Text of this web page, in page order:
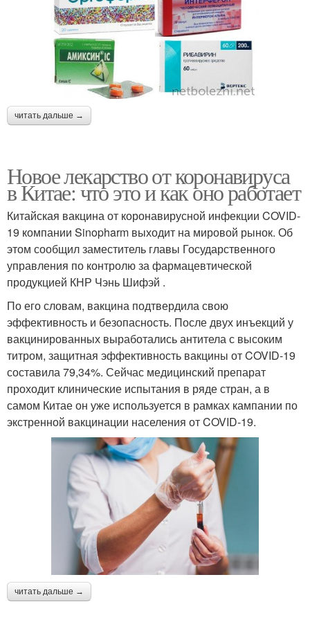
читать дальше →
Новое лекарство от коронавируса
в Китае: что это и как оно работает
Китайская вакцина от коронавирусной инфекции COVID-
19 компании Sinopharm выходит на мировой рынок. Об
этом сообщил заместитель главы Государственного
управления по контролю за фармацевтической
продукцией КНР Чэнь Шифэй .
По его словам, вакцина подтвердила свою
эффективность и безопасность. После двух инъекций у
вакцинированных выработались антитела с высоким
титром, защитная эффективность вакцины от COVID-19
составила 79,34%. Сейчас медицинский препарат
проходит клинические испытания в ряде стран, а в
самом Китае он уже используется в рамках кампании по
экстренной вакцинации населения от COVID-19.
читать дальше →